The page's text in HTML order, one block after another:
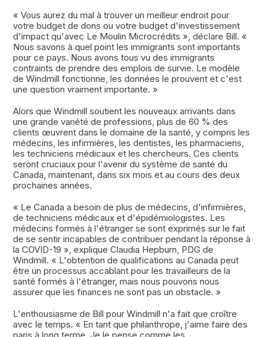
« Vous aurez du mal à trouver un meilleur endroit pour
votre budget de dons ou votre budget d'investissement
d'impact qu'avec Le Moulin Microcrédits », déclare Bill. «
Nous savons à quel point les immigrants sont importants
pour ce pays. Nous avons tous vu des immigrants
contraints de prendre des emplois de survie. Le modèle
de Windmill fonctionne, les données le prouvent et c'est
une question vraiment importante. »
Alors que Windmill soutient les nouveaux arrivants dans
une grande variété de professions, plus de 60 % des
clients œuvrent dans le domaine de la santé, y compris les
médecins, les infirmières, les dentistes, les pharmaciens,
les techniciens médicaux et les chercheurs. Ces clients
seront cruciaux pour l'avenir du système de santé du
Canada, maintenant, dans six mois et au cours des deux
prochaines années.
« Le Canada a besoin de plus de médecins, d'infirmières,
de techniciens médicaux et d'épidémiologistes. Les
médecins formés à l'étranger se sont exprimés sur le fait
de se sentir incapables de contribuer pendant la réponse à
la COVID-19 », explique Claudia Hepburn, PDG de
Windmill. « L'obtention de qualifications au Canada peut
être un processus accablant pour les travailleurs de la
santé formés à l'étranger, mais nous pouvons nous
assurer que les finances ne sont pas un obstacle. »
L'enthousiasme de Bill pour Windmill n'a fait que croître
avec le temps. « En tant que philanthrope, j'aime faire des